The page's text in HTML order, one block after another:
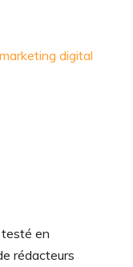
digital
en
rédacteurs